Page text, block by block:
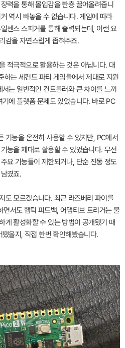
력을 통해 몰입감을 한층 끌어올려줍니
역시 빼놓을 수 없습니다. 게임에 따라
센스 스피커를 통해 출력되는데, 이런 요
감을 자연스럽게 좁혀주죠.
적극적으로 활용하는 것은 아닙니다. 대
하는 세컨드 파티 게임들에서 제대로 지원
는 일반적인 컨트롤러와 큰 차이를 느끼
에 플랫폼 문제도 있었습니다. 바로 PC
기능을 온전히 사용할 수 있지만, PC에서
능을 제대로 활용할 수 있었습니다. 무선
요 기능들이 제한되거나, 단순 진동 정도
겼죠.
도 모르겠습니다. 최근 라즈베리 파이를
서도 햅틱 피드백, 어댑티브 트리거는 물
게 활성화할 수 있는 방법이 공개됐기 때
을지, 직접 한번 확인해봤습니다.